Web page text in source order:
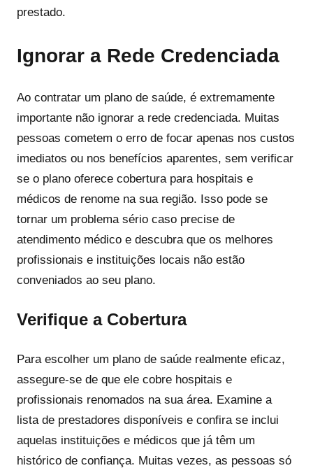
prestado.
Ignorar a Rede Credenciada
Ao contratar um plano de saúde, é extremamente
importante não ignorar a rede credenciada. Muitas
pessoas cometem o erro de focar apenas nos custos
imediatos ou nos benefícios aparentes, sem verificar
se o plano oferece cobertura para hospitais e
médicos de renome na sua região. Isso pode se
tornar um problema sério caso precise de
atendimento médico e descubra que os melhores
profissionais e instituições locais não estão
conveniados ao seu plano.
Verifique a Cobertura
Para escolher um plano de saúde realmente eficaz,
assegure-se de que ele cobre hospitais e
profissionais renomados na sua área. Examine a
lista de prestadores disponíveis e confira se inclui
aquelas instituições e médicos que já têm um
histórico de confiança. Muitas vezes, as pessoas só